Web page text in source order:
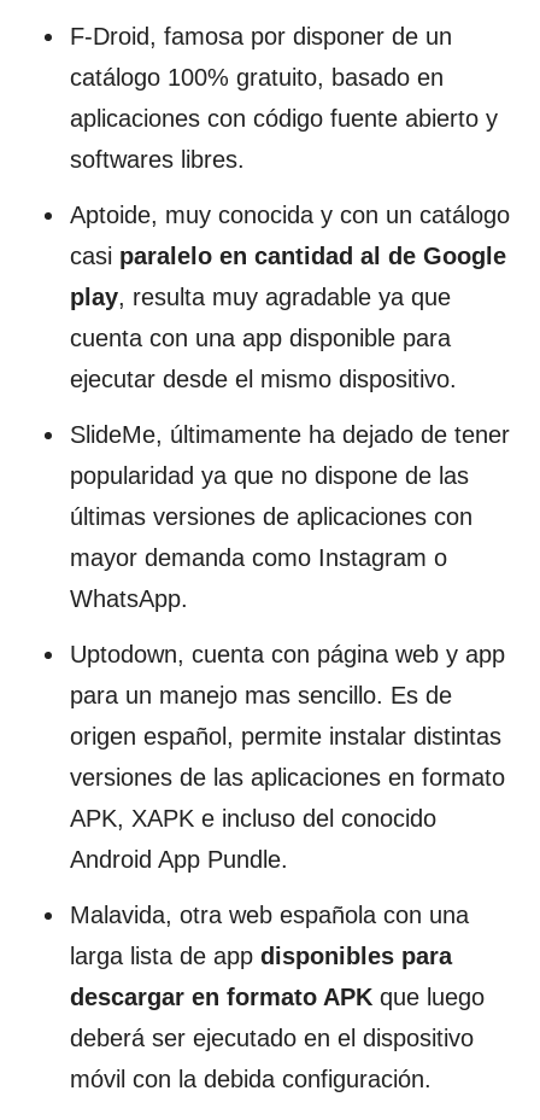
F-Droid, famosa por disponer de un
catálogo 100% gratuito, basado en
aplicaciones con código fuente abierto y
softwares libres.
Aptoide, muy conocida y con un catálogo
casi paralelo en cantidad al de Google
play, resulta muy agradable ya que
cuenta con una app disponible para
ejecutar desde el mismo dispositivo.
SlideMe, últimamente ha dejado de tener
popularidad ya que no dispone de las
últimas versiones de aplicaciones con
mayor demanda como Instagram o
WhatsApp.
Uptodown, cuenta con página web y app
para un manejo mas sencillo. Es de
origen español, permite instalar distintas
versiones de las aplicaciones en formato
APK, XAPK e incluso del conocido
Android App Pundle.
Malavida, otra web española con una
larga lista de app disponibles para
descargar en formato APK que luego
deberá ser ejecutado en el dispositivo
móvil con la debida configuración.